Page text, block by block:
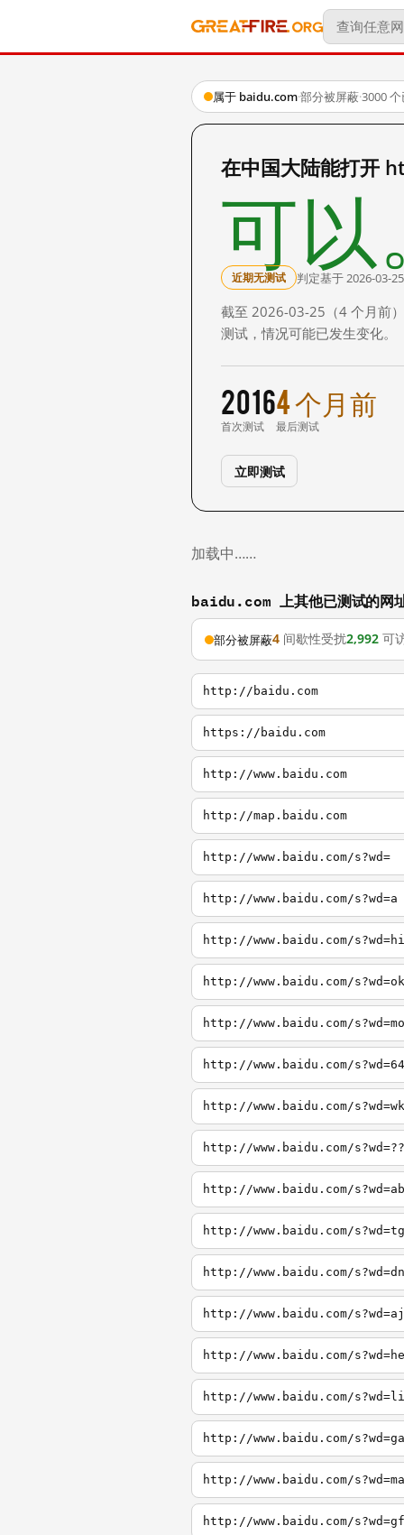
属于 baidu.com·部分被屏蔽·3000
在中国大陆能打开
可以
近期无测试 判定基于 2026-03-
截至 2026-03-25（4 个月前
测试，情况可能已发生变化。
2016
首次测试
4 个月前
最后测试
立即测试
加载中……
baidu.com 上其他已测试的网
部分被屏蔽4 间歇性受扰2,992 可
http://baidu.com
https://baidu.com
http://www.baidu.com
http://map.baidu.com
http://www.baidu.com/s?wd=
http://www.baidu.com/s?wd=a
http://www.baidu.com/s?wd=hi
http://www.baidu.com/s?wd=ok
http://www.baidu.com/s?wd=mo
http://www.baidu.com/s?wd=64
http://www.baidu.com/s?wd=wk
http://www.baidu.com/s?wd=??
http://www.baidu.com/s?wd=ab
http://www.baidu.com/s?wd=tg
http://www.baidu.com/s?wd=dn
http://www.baidu.com/s?wd=aj
http://www.baidu.com/
http://www.baidu.com/
http://www.baidu.com/
http://www.baidu.com/
http://www.baidu.com/